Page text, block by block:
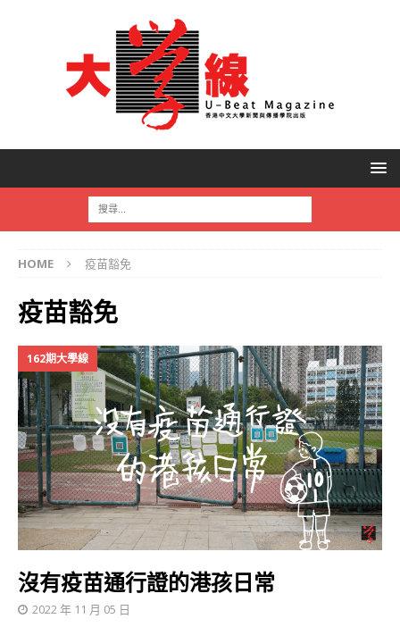
HOME 疫苗豁免
疫苗豁免
162期大學線
沒有疫苗通行證的港孩日常
2022 年 11 月 05 日